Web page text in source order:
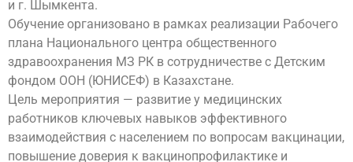
и г. Шымкента.
Обучение организовано в рамках реализации Рабочего
плана Национального центра общественного
здравоохранения МЗ РК в сотрудничестве с Детским
фондом ООН (ЮНИСЕФ) в Казахстане.
Цель мероприятия — развитие у медицинских
работников ключевых навыков эффективного
взаимодействия с населением по вопросам вакцинации,
повышение доверия к вакцинопрофилактике и